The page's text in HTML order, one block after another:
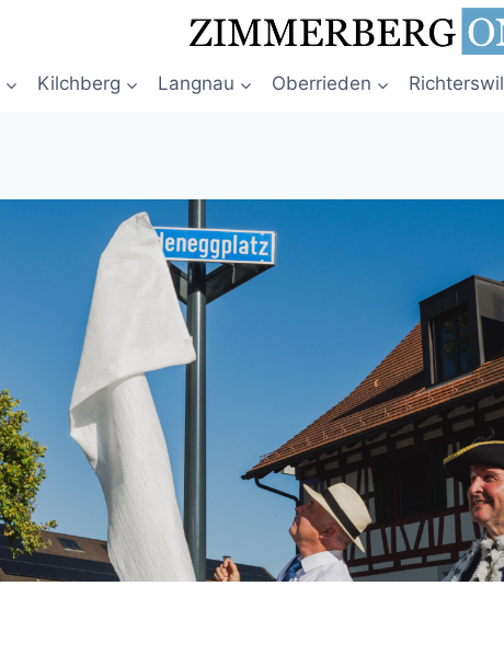
Kilchberg Langnau Oberrieden Richterswil